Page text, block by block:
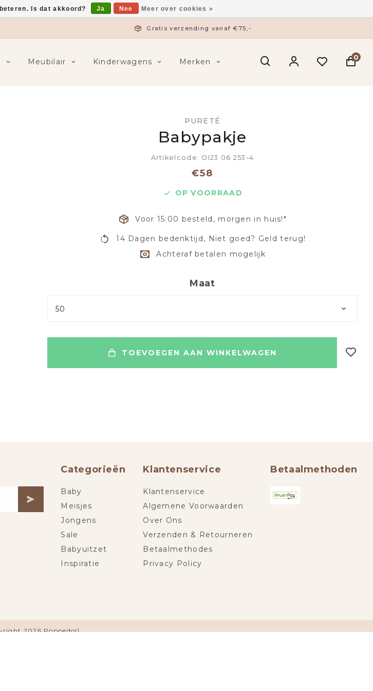
Gratis verzending vanaf €75,-
Meubilair Kinderwagens Merken 0
PURETÉ
Babypakje
Artikelcode: OI23 06 253-4
€58
OP VOORRAAD
Voor 15:00 besteld, morgen in huis!*
14 Dagen bedenktijd, Niet goed? Geld terug!
Achteraf betalen mogelijk
Maat
50
TOEVOEGEN AAN WINKELWAGEN
Categorieën
Baby
Meisjes
Jongens
Sale
Babyuitzet
Inspiratie
Klantenservice
Klantenservice
Algemene Voorwaarden
Over Ons
Verzenden & Retourneren
Betaalmethodes
Privacy Policy
Betaalmethoden
2026 Poppedoll
Is dat akkoord? Ja Nee Meer over cookies »